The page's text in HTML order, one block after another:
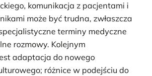
komunikacja z pacjentami i
może być trudna, zwłaszcza
terminy medyczne
rozmowy. Kolejnym
adaptacja do nowego
różnice w podejściu do